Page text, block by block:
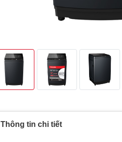
Thông tin chi tiết